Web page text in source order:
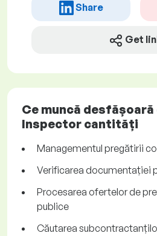
Share
Get
Ce muncă
Inspector cantități
Managementul pregătirii
Verificarea documentației
Procesarea ofertelor de
publice
Căutarea